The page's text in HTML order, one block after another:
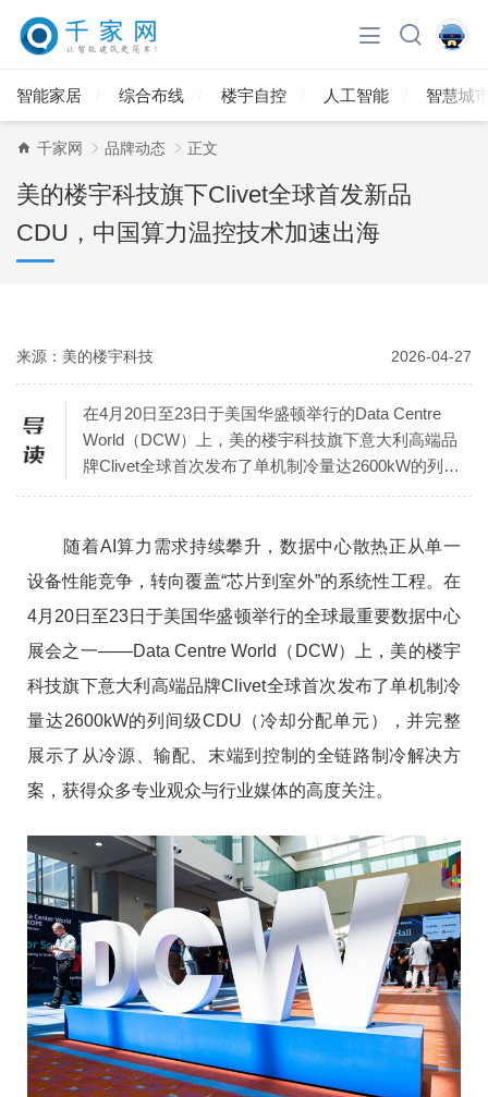
智能家居 综合布线 楼宇自控 人工智能 智慧城
千家网 品牌动态 正文
美的楼宇科技旗下Clivet全球首发新品
CDU，中国算力温控技术加速出海
来源：美的楼宇科技 2026-04-27
在4月20日至23日于美国华盛顿举行的Data Centre
World（DCW）上，美的楼宇科技旗下意大利高端品
牌Clivet全球首次发布了单机制冷量达2600kW的列间
级CDU（冷却分配单元），并完整展示了从冷源、输
随着AI算力需求持续攀升，数据中心散热正从单一
设备性能竞争，转向覆盖“芯片到室外”的系统性工程。在
4月20日至23日于美国华盛顿举行的全球最重要数据中心
展会之一——Data Centre World（DCW）上，美的楼宇
科技旗下意大利高端品牌Clivet全球首次发布了单机制冷
量达2600kW的列间级CDU（冷却分配单元），并完整
展示了从冷源、输配、末端到控制的全链路制冷解决方
案，获得众多专业观众与行业媒体的高度关注。